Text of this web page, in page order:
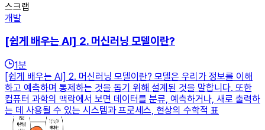
스크랩
개발
[쉽게 배우는 AI] 2. 머신러닝 모델이란?
1분
[쉽게 배우는 AI] 2. 머신러닝 모델이란? 모델은 우리가 정보를 이해
하고 예측하며 통제하는 것을 돕기 위해 설계된 것을 말합니다. 또한
컴퓨터 과학의 맥락에서 보면 데이터를 분류, 예측하거나, 새로 출력하
는 데 사용될 수 있는 시스템과 프로세스, 현상의 수학적 표